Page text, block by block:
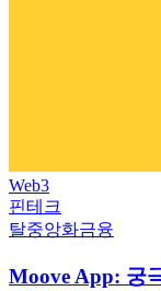
Web3
핀테크
탈중앙화금융
Moove App: 궁